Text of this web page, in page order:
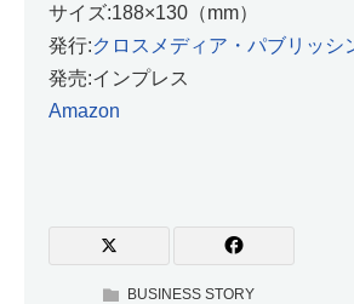
サイズ:188×130（mm）
発行:クロスメディア・パブリッシ
発売:インプレス
Amazon
BUSINESS STORY